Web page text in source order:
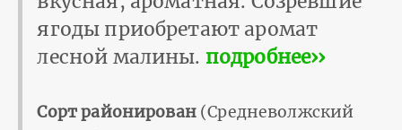
ягоды приобретают аромат
лесной малины. подробнее››
Сорт районирован(Средневолжский